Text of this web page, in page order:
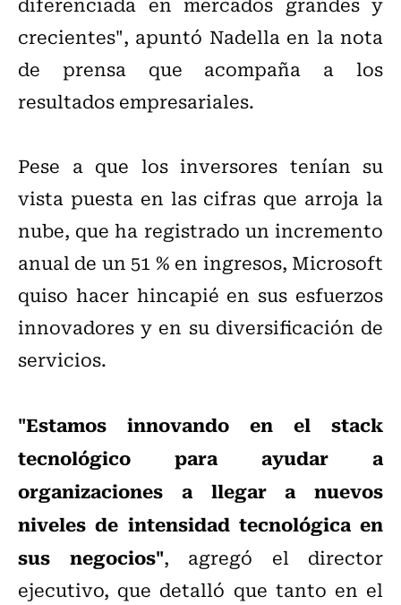
crecientes", apuntó Nadella en la nota
de prensa que acompaña a los
resultados empresariales.
Pese a que los inversores tenían su
vista puesta en las cifras que arroja la
nube, que ha registrado un incremento
anual de un 51 % en ingresos, Microsoft
quiso hacer hincapié en sus esfuerzos
innovadores y en su diversificación de
servicios.
"Estamos innovando en el stack
tecnológico para ayudar a
organizaciones a llegar a nuevos
niveles de intensidad tecnológica en
sus negocios", agregó el director
ejecutivo, que detalló que tanto en el